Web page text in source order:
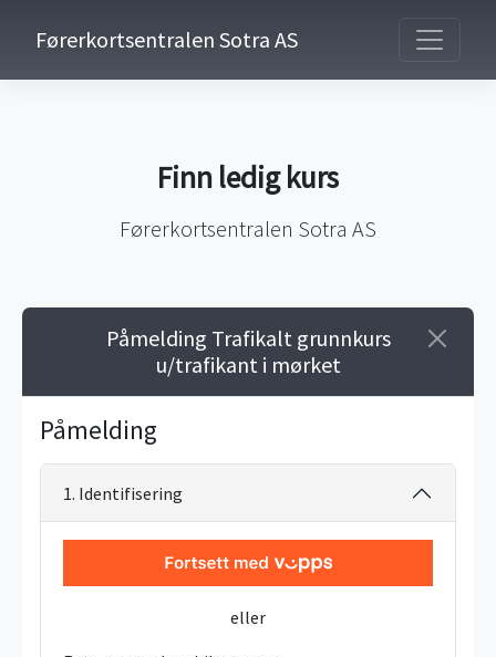
Førerkortsentralen Sotra AS
Finn ledig kurs
Førerkortsentralen Sotra AS
Påmelding Trafikalt grunnkurs
u/trafikant i mørket
Påmelding
1. Identifisering
eller